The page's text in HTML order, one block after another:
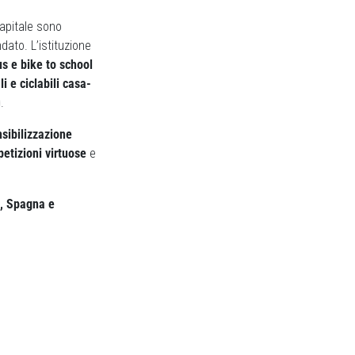
sono
L’istituzione
e bike to school
e ciclabili casa-
virtuose e
Spagna e